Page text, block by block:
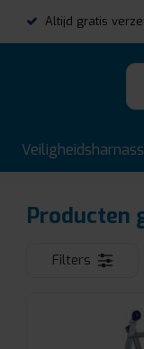
Altijd gratis
Producten
Filters